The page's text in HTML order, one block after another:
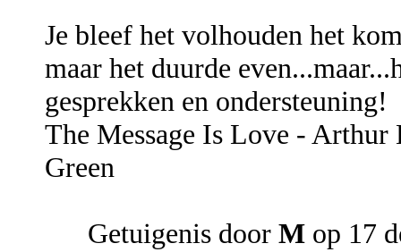
Je bleef het volhouden het
maar het duurde
gesprekken en ondersteuning!
The Message Is Love -
Green
Getuigenis door M op 17